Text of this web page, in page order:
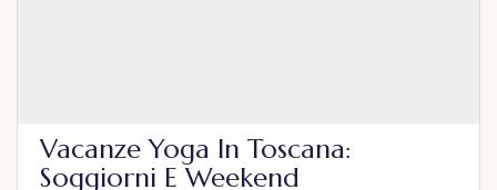
Vacanze Yoga In Toscana:
Soggiorni E Weekend